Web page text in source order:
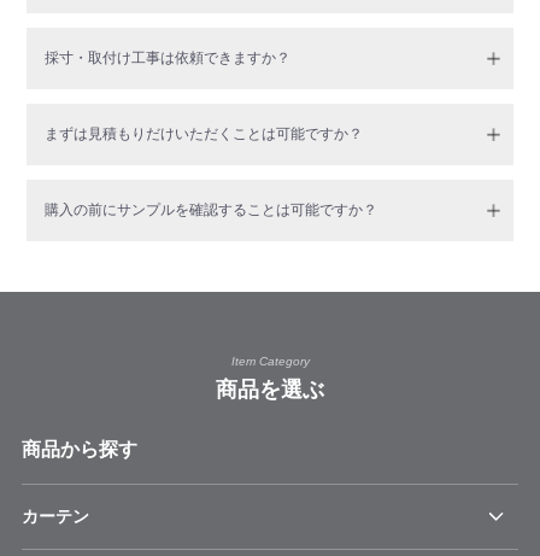
採寸・取付け工事は依頼できますか？
まずは見積もりだけいただくことは可能ですか？
購入の前にサンプルを確認することは可能ですか？
Item Category
商品を選ぶ
商品から探す
カーテン